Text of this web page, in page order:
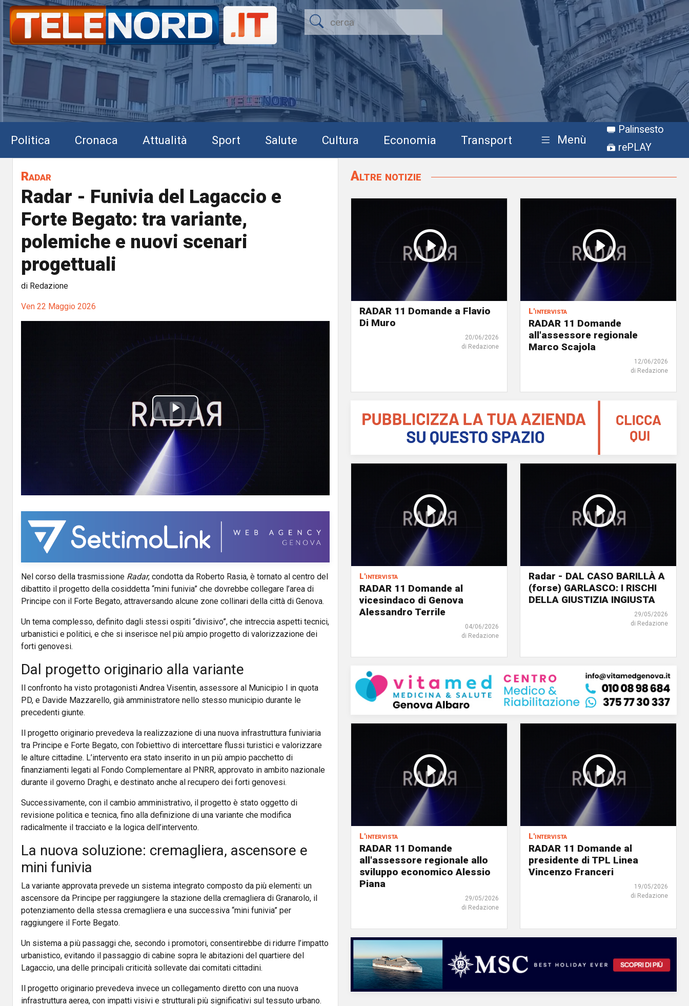
Politica Cronaca Attualità Sport Salute Cultura Economia Transport Menù
Palinsesto
rePLAY
Radar
Radar - Funivia del Lagaccio e
Forte Begato: tra variante,
polemiche e nuovi scenari
progettuali
di Redazione
Ven 22 Maggio 2026
P
l
V
e
o
Nel corso della trasmissione Radar, condotta da Roberto Rasia, è tornato al centro del
dibattito il progetto della cosiddetta “mini funivia” che dovrebbe collegare l’area di
Principe con il Forte Begato, attraversando alcune zone collinari della città di Genova.
Un tema complesso, definito dagli stessi ospiti “divisivo”, che intreccia aspetti tecnici,
urbanistici e politici, e che si inserisce nel più ampio progetto di valorizzazione dei
forti genovesi.
Dal progetto originario alla variante
Il confronto ha visto protagonisti Andrea Visentin, assessore al Municipio I in quota
PD, e Davide Mazzarello, già amministratore nello stesso municipio durante le
precedenti giunte.
Il progetto originario prevedeva la realizzazione di una nuova infrastruttura funiviaria
tra Principe e Forte Begato, con l’obiettivo di intercettare flussi turistici e valorizzare
le alture cittadine. L’intervento era stato inserito in un più ampio pacchetto di
finanziamenti legati al Fondo Complementare al PNRR, approvato in ambito nazionale
durante il governo Draghi, e destinato anche al recupero dei forti genovesi.
Successivamente, con il cambio amministrativo, il progetto è stato oggetto di
revisione politica e tecnica, fino alla definizione di una variante che modifica
radicalmente il tracciato e la logica dell’intervento.
La nuova soluzione: cremagliera, ascensore e
mini funivia
La variante approvata prevede un sistema integrato composto da più elementi: un
ascensore da Principe per raggiungere la stazione della cremagliera di Granarolo, il
potenziamento della stessa cremagliera e una successiva “mini funivia” per
raggiungere il Forte Begato.
Un sistema a più passaggi che, secondo i promotori, consentirebbe di ridurre l’impatto
urbanistico, evitando il passaggio di cabine sopra le abitazioni del quartiere del
Lagaccio, una delle principali criticità sollevate dai comitati cittadini.
Il progetto originario prevedeva invece un collegamento diretto con una nuova
infrastruttura aerea, con impatti visivi e strutturali più significativi sul tessuto urbano.
Altre notizie
RADAR 11 Domande a Flavio
Di Muro
20/06/2026
di Redazione
L'intervista
RADAR 11 Domande
all'assessore regionale
Marco Scajola
12/06/2026
di Redazione
L'intervista
RADAR 11 Domande al
vicesindaco di Genova
Alessandro Terrile
04/06/2026
di Redazione
Radar - DAL CASO BARILLÀ A
(forse) GARLASCO: I RISCHI
DELLA GIUSTIZIA INGIUSTA
29/05/2026
di Redazione
L'intervista
RADAR 11 Domande
all'assessore regionale allo
sviluppo economico Alessio
Piana
29/05/2026
di Redazione
L'intervista
RADAR 11 Domande al
presidente di TPL Linea
Vincenzo Franceri
19/05/2026
di Redazione